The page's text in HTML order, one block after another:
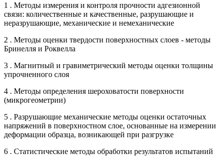
1 . Методы измерения и контроля прочности адгезионной
связи: количественные и качественные, разрушающие и
неразрушающие, механические и немеханические
2 . Методы оценки твердости поверхностных слоев - методы
Бринелля и Роквелла
3 . Магнитный и гравиметрический методы оценки толщины
упрочненного слоя
4 . Методы определения шероховатости поверхности
(микрогеометрии)
5 . Разрушающие механические методы оценки остаточных
напряжений в поверхностном слое, основанные на измерении
деформации образца, возникающей при разгрузке
6 . Статистические методы обработки результатов испытаний